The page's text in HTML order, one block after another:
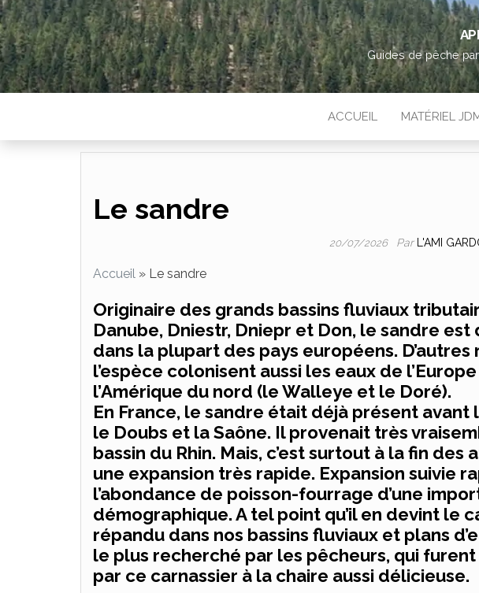
Guides de pêche
ACCUEIL MATÉRIEL
Le sandre
20/07/2026 Par L'AMI
Accueil » Le sandre
Originaire des grands bassins fluviaux
Danube, Dniestr, Dniepr et Don, le sandre
dans la plupart des pays européens.
l’espèce colonisent aussi les eaux de
l’Amérique du nord (le Walleye et le Doré).
En France, le sandre était déjà présent
le Doubs et la Saône. Il provenait très
bassin du Rhin. Mais, c’est surtout à la fin des
une expansion très rapide. Expansion suivie
l’abondance de poisson-fourrage d’une
démographique. A tel point qu’il en devint le
répandu dans nos bassins fluviaux et plans
le plus recherché par les pêcheurs, qui
par ce carnassier à la chaire aussi délicieuse.